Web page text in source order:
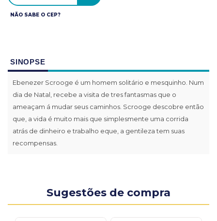
NÃO SABE O CEP?
SINOPSE
Ebenezer Scrooge é um homem solitário e mesquinho. Num
dia de Natal, recebe a visita de tres fantasmas que o
ameaçam á mudar seus caminhos. Scrooge descobre então
que, a vida é muito mais que simplesmente uma corrida
atrás de dinheiro e trabalho eque, a gentileza tem suas
recompensas.
Sugestões de compra